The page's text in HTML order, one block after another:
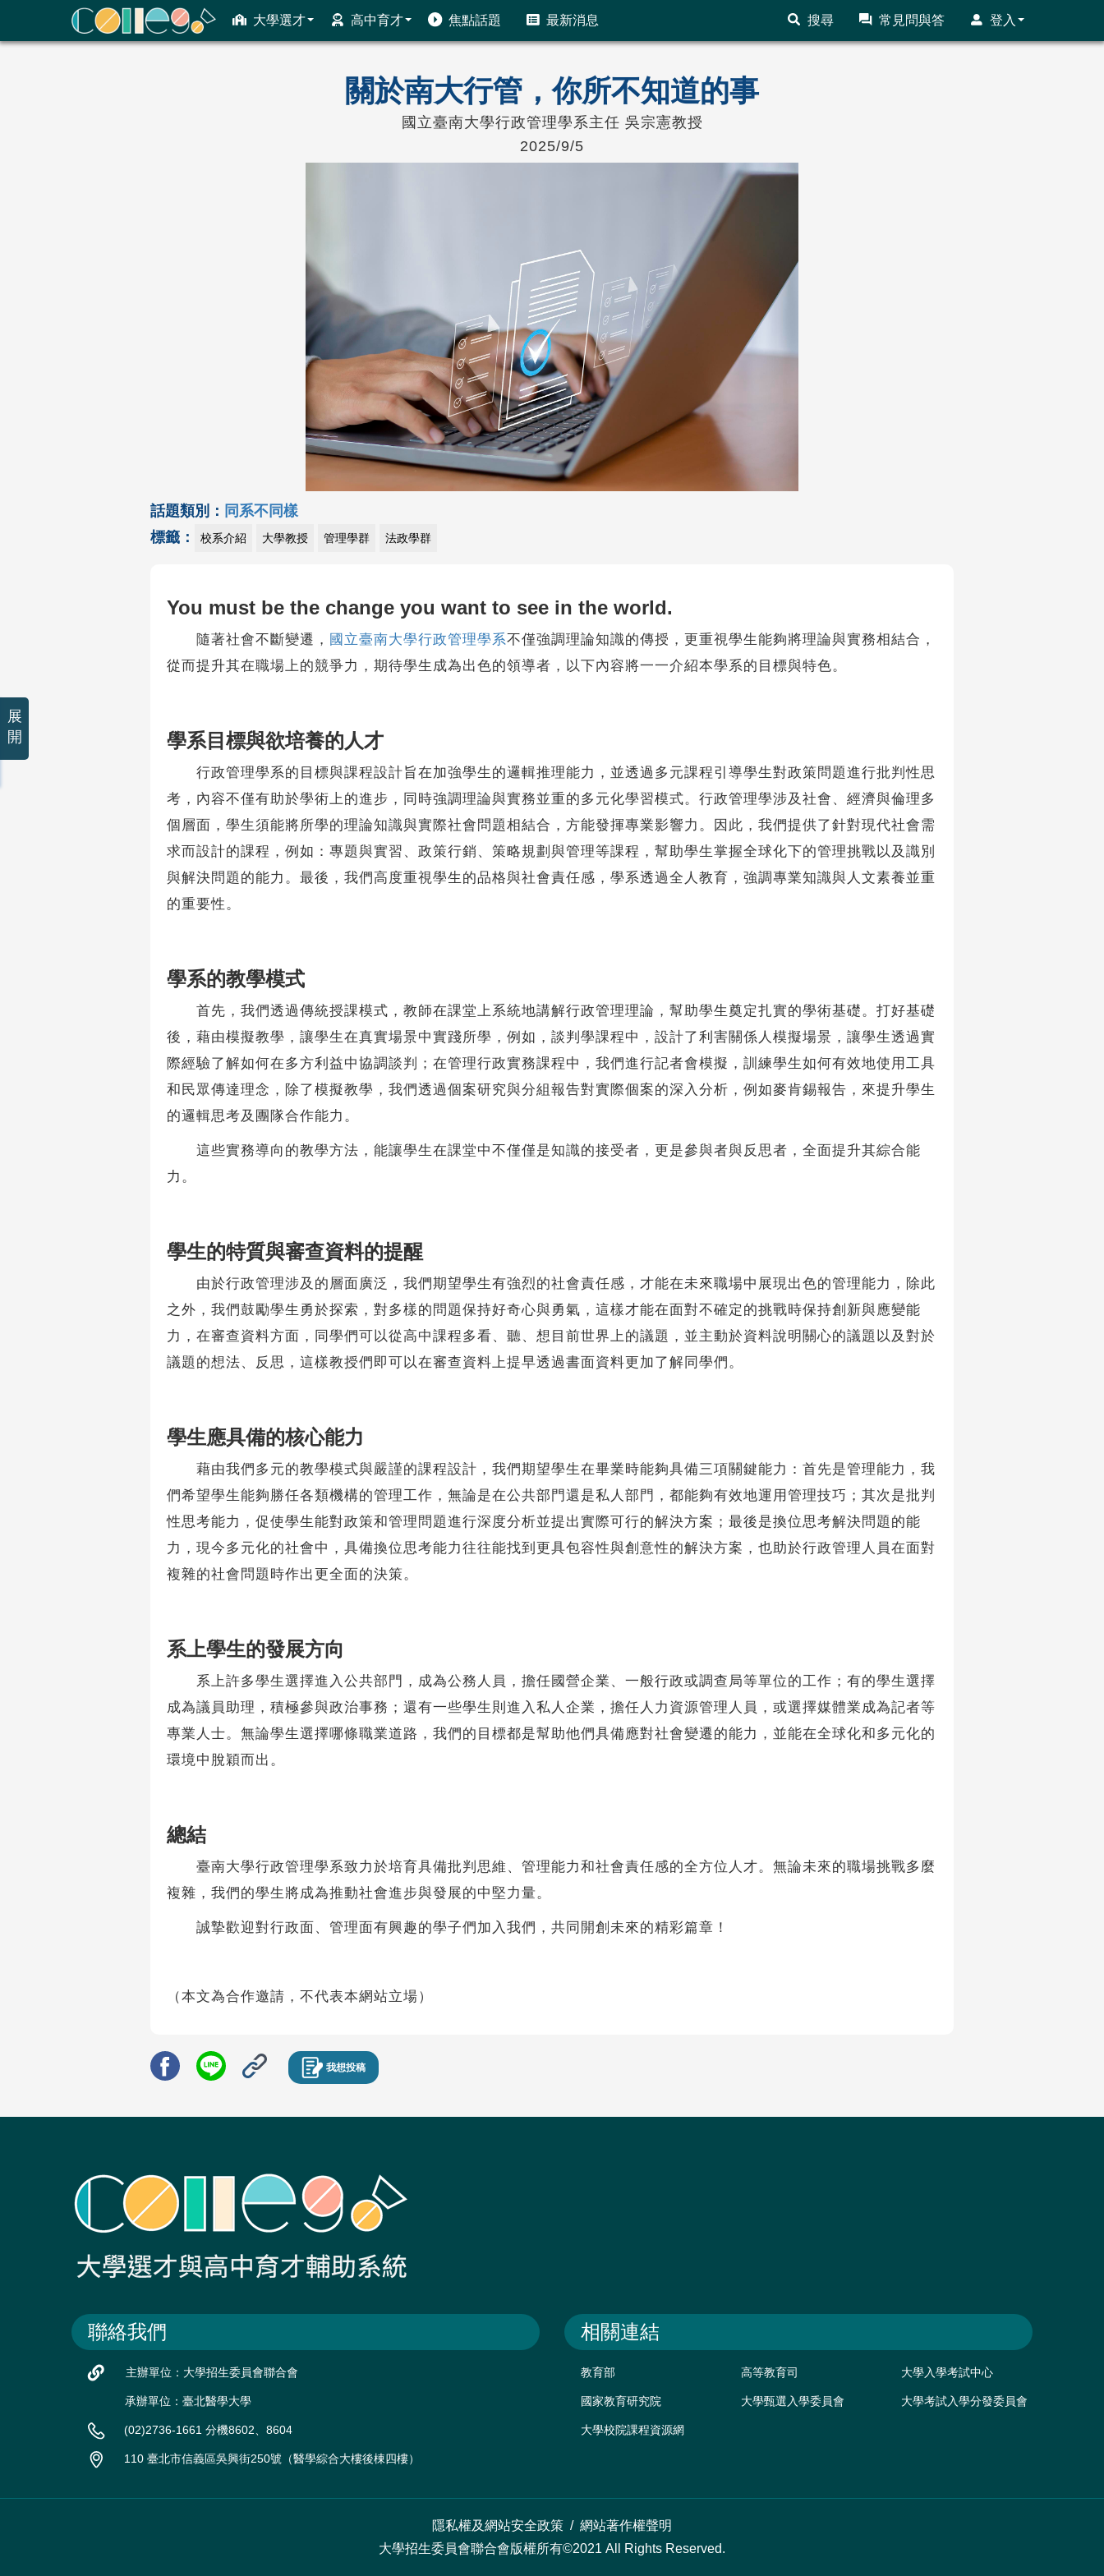
大學選才 高中育才 焦點話題 最新消息 搜尋 常見問與答 登入
ColleGo! 大學選才與高中育才輔助系統
關於南大行管，你所不知道的事
國立臺南大學行政管理學系主任 吳宗憲教授
2025/9/5
話題類別： 同系不同樣
標籤：
校系介紹 大學教授 管理學群 法政學群
You must be the change you want to see in the world.
隨著社會不斷變遷， 國立臺南大學行政管理學系不僅強調理論知識的傳授，更重視學生能夠將理論與實務相結合，
從而提升其在職場上的競爭力，期待學生成為出色的領導者，以下內容將一一介紹本學系的目標與特色。
學系目標與欲培養的人才
行政管理學系的目標與課程設計旨在加強學生的邏輯推理能力，並透過多元課程引導學生對政策問題進行批判性思
考，內容不僅有助於學術上的進步，同時強調理論與實務並重的多元化學習模式。行政管理學涉及社會、經濟與倫理多
個層面，學生須能將所學的理論知識與實際社會問題相結合，方能發揮專業影響力。因此，我們提供了針對現代社會需
求而設計的課程，例如：專題與實習、政策行銷、策略規劃與管理等課程，幫助學生掌握全球化下的管理挑戰以及識別
與解決問題的能力。最後，我們高度重視學生的品格與社會責任感，學系透過全人教育，強調專業知識與人文素養並重
的重要性。
學系的教學模式
首先，我們透過傳統授課模式，教師在課堂上系統地講解行政管理理論，幫助學生奠定扎實的學術基礎。打好基礎
後，藉由模擬教學，讓學生在真實場景中實踐所學，例如，談判學課程中，設計了利害關係人模擬場景，讓學生透過實
際經驗了解如何在多方利益中協調談判；在管理行政實務課程中，我們進行記者會模擬，訓練學生如何有效地使用工具
和民眾傳達理念，除了模擬教學，我們透過個案研究與分組報告對實際個案的深入分析，例如麥肯錫報告，來提升學生
的邏輯思考及團隊合作能力。
這些實務導向的教學方法，能讓學生在課堂中不僅僅是知識的接受者，更是參與者與反思者，全面提升其綜合能
力。
學生的特質與審查資料的提醒
由於行政管理涉及的層面廣泛，我們期望學生有強烈的社會責任感，才能在未來職場中展現出色的管理能力，除此
之外，我們鼓勵學生勇於探索，對多樣的問題保持好奇心與勇氣，這樣才能在面對不確定的挑戰時保持創新與應變能
力，在審查資料方面，同學們可以從高中課程多看、聽、想目前世界上的議題，並主動於資料說明關心的議題以及對於
議題的想法、反思，這樣教授們即可以在審查資料上提早透過書面資料更加了解同學們。
學生應具備的核心能力
藉由我們多元的教學模式與嚴謹的課程設計，我們期望學生在畢業時能夠具備三項關鍵能力：首先是管理能力，我
們希望學生能夠勝任各類機構的管理工作，無論是在公共部門還是私人部門，都能夠有效地運用管理技巧；其次是批判
性思考能力，促使學生能對政策和管理問題進行深度分析並提出實際可行的解決方案；最後是換位思考解決問題的能
力，現今多元化的社會中，具備換位思考能力往往能找到更具包容性與創意性的解決方案，也助於行政管理人員在面對
複雜的社會問題時作出更全面的決策。
系上學生的發展方向
系上許多學生選擇進入公共部門，成為公務人員，擔任國營企業、一般行政或調查局等單位的工作；有的學生選擇
成為議員助理，積極參與政治事務；還有一些學生則進入私人企業，擔任人力資源管理人員，或選擇媒體業成為記者等
專業人士。無論學生選擇哪條職業道路，我們的目標都是幫助他們具備應對社會變遷的能力，並能在全球化和多元化的
環境中脫穎而出。
總結
臺南大學行政管理學系致力於培育具備批判思維、管理能力和社會責任感的全方位人才。無論未來的職場挑戰多麼
複雜，我們的學生將成為推動社會進步與發展的中堅力量。
誠摯歡迎對行政面、管理面有興趣的學子們加入我們，共同開創未來的精彩篇章！
（本文為合作邀請，不代表本網站立場）
我想投稿
聯絡我們
主辦單位：大學招生委員會聯合會
承辦單位：臺北醫學大學
(02)2736-1661 分機8602、8604
110 臺北市信義區吳興街250號（醫學綜合大樓後棟四樓）
相關連結
教育部 高等教育司 大學入學考試中心
國家教育研究院 大學甄選入學委員會 大學考試入學分發委員會
大學校院課程資源網
隱私權及網站安全政策 / 網站著作權聲明
大學招生委員會聯合會版權所有©2021 All Rights Reserved.
展
開